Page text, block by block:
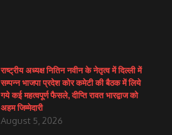
राष्ट्रीय अध्यक्ष नितिन नवीन के नेतृत्व में दिल्ली में
सम्पन्न भाजपा प्रदेश कोर कमेटी की बैठक में लिये
गये कई महत्वपूर्ण फैसले, दीप्ति रावत भारद्वाज को
अहम जिम्मेदारी
August 5, 2026